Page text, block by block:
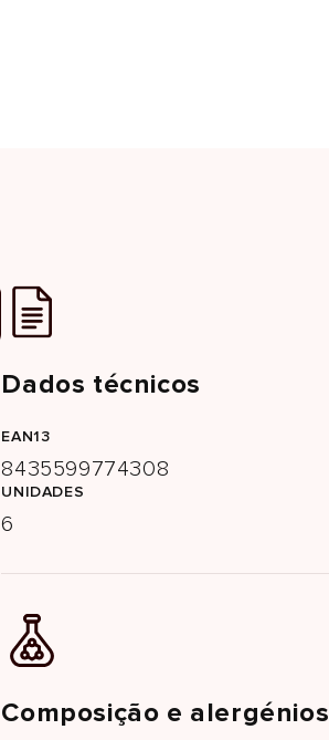
Dados técnicos
EAN13
8435599774308
UNIDADES
6
Composição e alergénios